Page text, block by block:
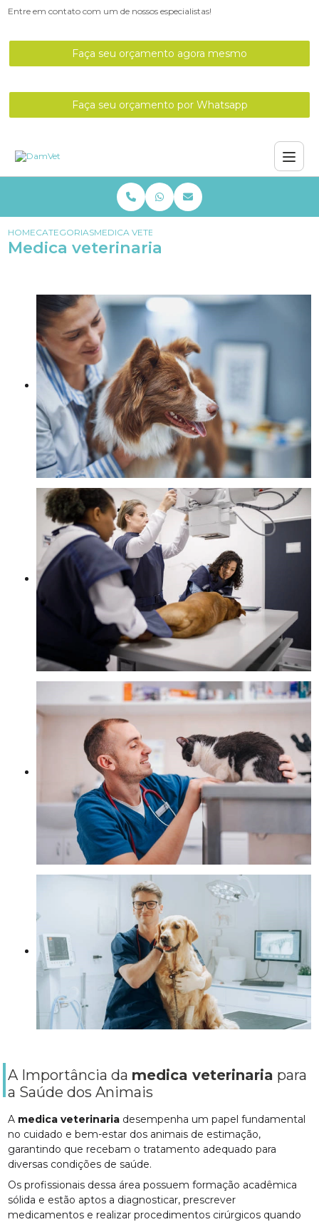
Entre em contato com um de nossos especialistas!
Faça seu orçamento agora mesmo
Faça seu orçamento por Whatsapp
HOMECATEGORIASMEDICA VETERINARIA
Medica veterinaria
A Importância da medica veterinaria para
a Saúde dos Animais
A medica veterinaria desempenha um papel fundamental
no cuidado e bem-estar dos animais de estimação,
garantindo que recebam o tratamento adequado para
diversas condições de saúde.
Os profissionais dessa área possuem formação acadêmica
sólida e estão aptos a diagnosticar, prescrever
medicamentos e realizar procedimentos cirúrgicos quando